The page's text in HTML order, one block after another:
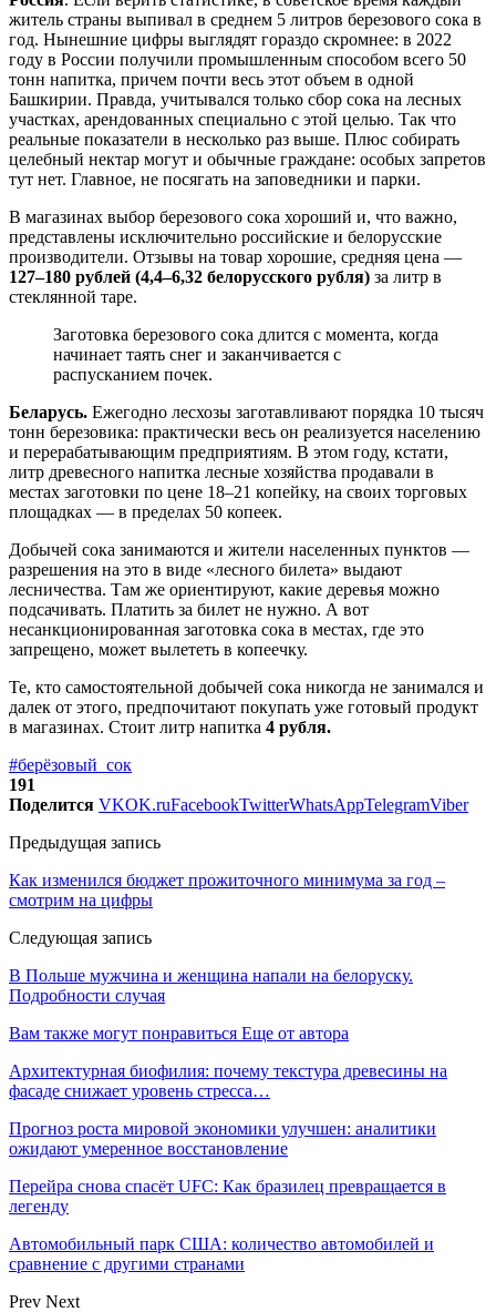
житель страны выпивал в среднем 5 литров березового сока в
год. Нынешние цифры выглядят гораздо скромнее: в 2022
году в России получили промышленным способом всего 50
тонн напитка, причем почти весь этот объем в одной
Башкирии. Правда, учитывался только сбор сока на лесных
участках, арендованных специально с этой целью. Так что
реальные показатели в несколько раз выше. Плюс собирать
целебный нектар могут и обычные граждане: особых запретов
тут нет. Главное, не посягать на заповедники и парки.
В магазинах выбор березового сока хороший и, что важно,
представлены исключительно российские и белорусские
производители. Отзывы на товар хорошие, средняя цена —
127–180 рублей (4,4–6,32 белорусского рубля) за литр в
стеклянной таре.
Заготовка березового сока длится с момента, когда
начинает таять снег и заканчивается с
распусканием почек.
Беларусь. Ежегодно лесхозы заготавливают порядка 10 тысяч
тонн березовика: практически весь он реализуется населению
и перерабатывающим предприятиям. В этом году, кстати,
литр древесного напитка лесные хозяйства продавали в
местах заготовки по цене 18–21 копейку, на своих торговых
площадках — в пределах 50 копеек.
Добычей сока занимаются и жители населенных пунктов —
разрешения на это в виде «лесного билета» выдают
лесничества. Там же ориентируют, какие деревья можно
подсачивать. Платить за билет не нужно. А вот
несанкционированная заготовка сока в местах, где это
запрещено, может вылететь в копеечку.
Те, кто самостоятельной добычей сока никогда не занимался и
далек от этого, предпочитают покупать уже готовый продукт
в магазинах. Стоит литр напитка 4 рубля.
#берёзовый_сок
191
Поделится VKOK.ruFacebookTwitterWhatsAppTelegramViber
Предыдущая запись
Как изменился бюджет прожиточного минимума за год –
смотрим на цифры
Следующая запись
В Польше мужчина и женщина напали на белоруску.
Подробности случая
Вам также могут понравиться Еще от автора
Архитектурная биофилия: почему текстура древесины на
фасаде снижает уровень стресса…
Прогноз роста мировой экономики улучшен: аналитики
ожидают умеренное восстановление
Перейра снова спасёт UFC: Как бразилец превращается в
легенду
Автомобильный парк США: количество автомобилей и
сравнение с другими странами
Prev Next